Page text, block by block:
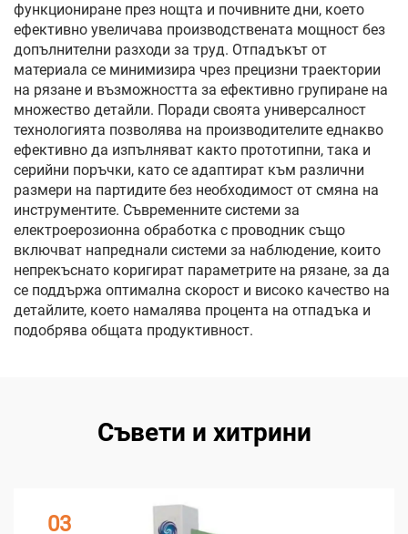
функциониране през нощта и почивните дни, което
ефективно увеличава производствената мощност без
допълнителни разходи за труд. Отпадъкът от
материала се минимизира чрез прецизни траектории
на рязане и възможността за ефективно групиране на
множество детайли. Поради своята универсалност
технологията позволява на производителите еднакво
ефективно да изпълняват както прототипни, така и
серийни поръчки, като се адаптират към различни
размери на партидите без необходимост от смяна на
инструментите. Съвременните системи за
електроерозионна обработка с проводник също
включват напреднали системи за наблюдение, които
непрекъснато коригират параметрите на рязане, за да
се поддържа оптимална скорост и високо качество на
детайлите, което намалява процента на отпадъка и
подобрява общата продуктивност.
Съвети и хитрини
03